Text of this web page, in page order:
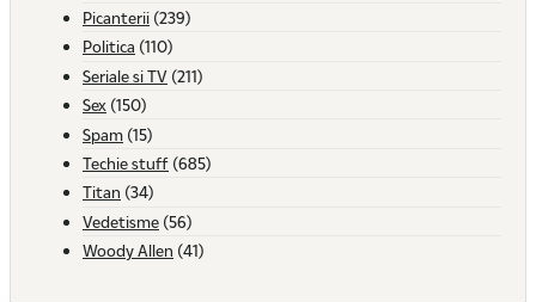
Picanterii (239)
Politica (110)
Seriale si TV (211)
Sex (150)
Spam (15)
Techie stuff (685)
Titan (34)
Vedetisme (56)
Woody Allen (41)